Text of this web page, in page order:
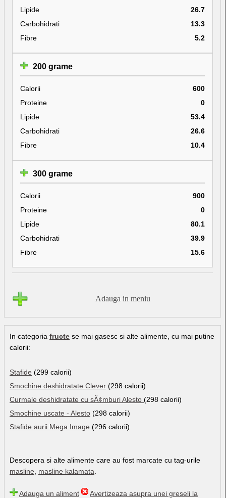
Lipide
26.7
Carbohidrati
13.3
Fibre
5.2
200 grame
Calorii
600
Proteine
0
Lipide
53.4
Carbohidrati
26.6
Fibre
10.4
300 grame
Calorii
900
Proteine
0
Lipide
80.1
Carbohidrati
39.9
Fibre
15.6
Adauga in meniu
In categoria fructe se mai gasesc si alte alimente, cu mai putine
calorii:
Stafide (299 calorii)
Smochine deshidratate Clever (298 calorii)
Curmale deshidratate cu sÃ¢mburi Alesto (298 calorii)
Smochine uscate - Alesto (298 calorii)
Stafide aurii Mega Image (296 calorii)
Descopera si alte alimente care au fost marcate cu tag-urile
masline
masline kalamata
Adauga un aliment
Avertizeaza asupra unei greseli la